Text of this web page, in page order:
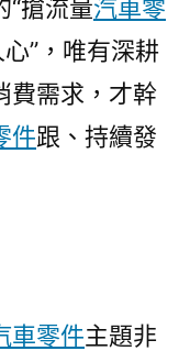
“搶流量汽車零
”，唯有深耕
費需求，才幹
件跟、持續發
車零件主題非